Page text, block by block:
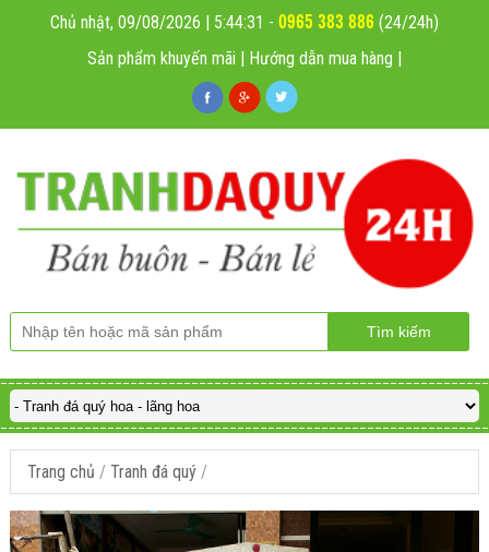
Chủ nhật, 09/08/2026 | 5:44:33 - 0965 383 886 (24/24h)
Sản phẩm khuyến mãi | Hướng dẫn mua hàng |
Trang chủ / Tranh đá quý/